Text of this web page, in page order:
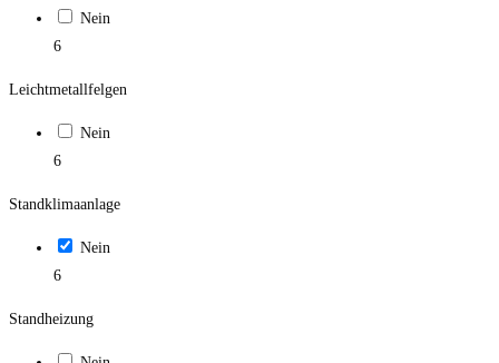
Nein
6
Leichtmetallfelgen
Nein
6
Standklimaanlage
Nein
6
Standheizung